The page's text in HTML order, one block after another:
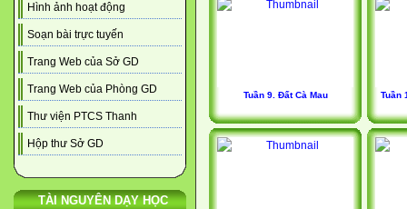
Hình ảnh hoạt động
Soạn bài trực tuyến
Trang Web của Sở GD
Trang Web của Phòng GD
Thư viện PTCS Thanh
Hộp thư Sở GD
TÀI NGUYÊN DẠY HỌC
Tuần 9. Đất Cà Mau Tuần